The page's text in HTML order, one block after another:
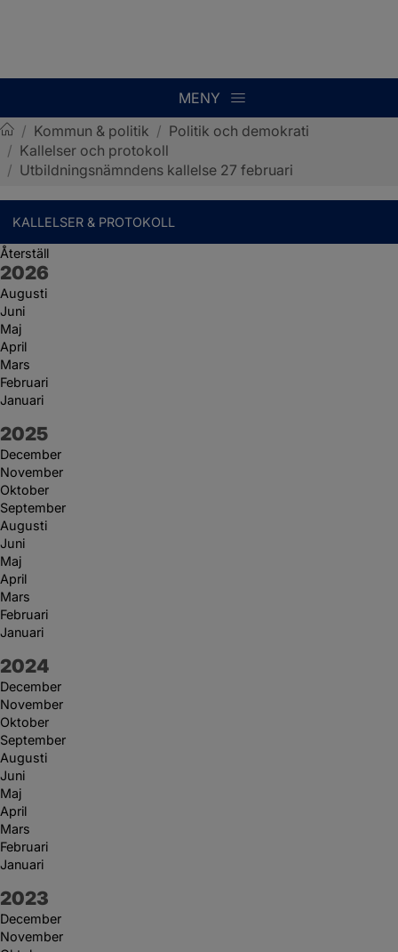
MENY
Sotenäs kommun
/ Kommun & politik / Politik och demokrati
/ Kallelser och protokoll
/ Utbildningsnämndens kallelse 27 februari
KALLELSER & PROTOKOLL
Återställ
År:
2026
Augusti
Juni
Maj
April
Mars
Februari
Januari
År:
2025
December
November
Oktober
September
Augusti
Juni
Maj
April
Mars
Februari
Januari
År:
2024
December
November
Oktober
September
Augusti
Juni
Maj
April
Mars
Februari
Januari
År:
2023
December
November